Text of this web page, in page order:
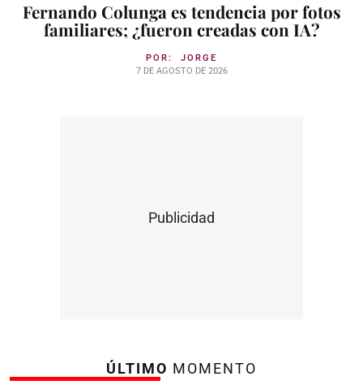
Fernando Colunga es tendencia por fotos
familiares; ¿fueron creadas con IA?
POR: JORGE
7 DE AGOSTO DE 2026
Publicidad
ÚLTIMO MOMENTO